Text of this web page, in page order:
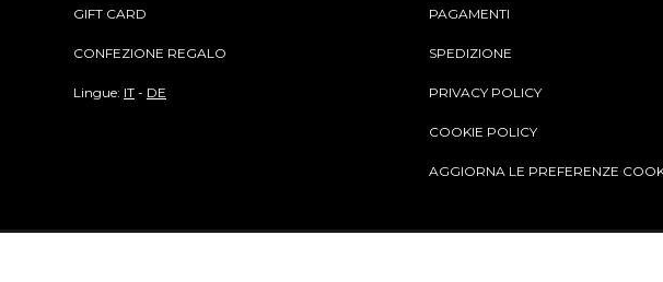
GIFT CARD
CONFEZIONE REGALO
Lingue: IT - DE
PAGAMENTI
SPEDIZIONE
PRIVACY POLICY
COOKIE POLICY
AGGIORNA LE PREFERENZE